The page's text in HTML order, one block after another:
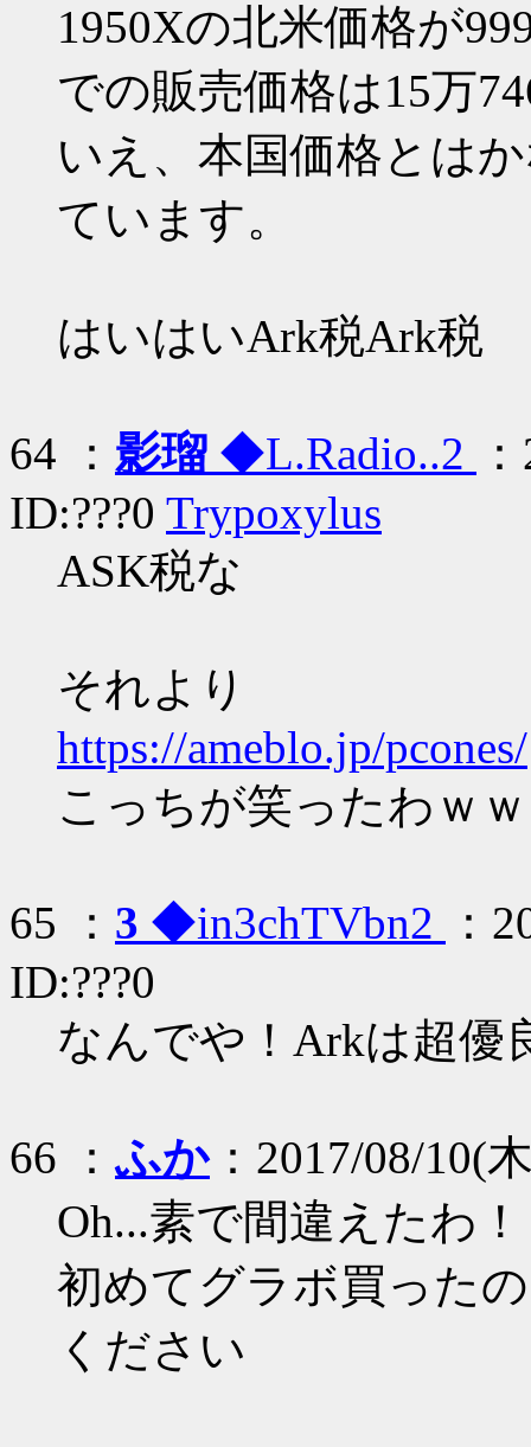
1950Xの北米価格が
での販売価格は15万
いえ、本国価格とは
ています。
はいはいArk税Ark税
64 ： 影瑠 ◆L.Radio..2
ID:???0 Trypoxylus
ASK税な
それより
https://ameblo.jp/pcones/
こっちが笑ったわｗ
65 ： 3 ◆in3chTVbn2
：
ID:???0
なんでや！Arkは超優
66 ：ふか：2017/08/10(
Oh...素で間違えたわ
初めてグラボ買った
ください